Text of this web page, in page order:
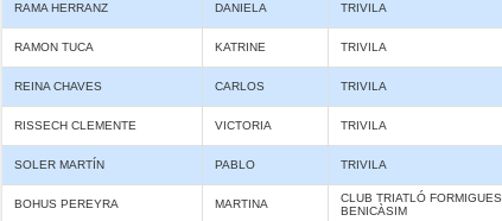
RAMA HERRANZ DANIELA TRIVILA
RAMON TUCA KATRINE TRIVILA
REINA CHAVES CARLOS TRIVILA
RISSECH CLEMENTE VICTORIA TRIVILA
SOLER MARTÍN PABLO TRIVILA
BOHUS PEREYRA MARTINA
CLUB TRIATLÓ FORMIGUES
BENICÀSIM